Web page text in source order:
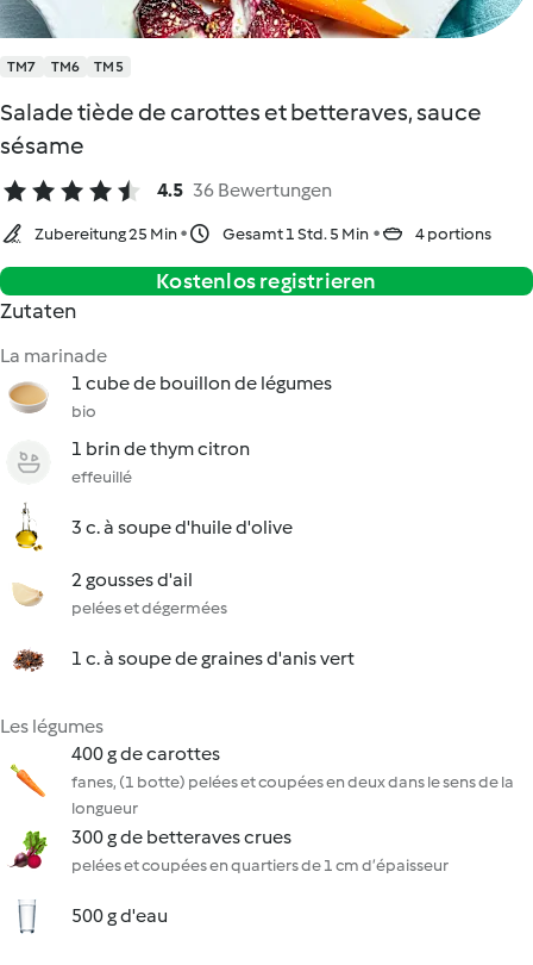
TM7 TM6 TM5
Salade tiède de carottes et betteraves, sauce
sésame
4.5 36 Bewertungen
Zubereitung 25 Min Gesamt 1 Std. 5 Min 4 portions
Kostenlos registrieren
Zutaten
La marinade
1 cube de bouillon de légumes
bio
1 brin de thym citron
effeuillé
3 c. à soupe d'huile d'olive
2 gousses d'ail
pelées et dégermées
1 c. à soupe de graines d'anis vert
Les légumes
400 g de carottes
fanes, (1 botte) pelées et coupées en deux dans le sens de la
longueur
300 g de betteraves crues
pelées et coupées en quartiers de 1 cm d’épaisseur
500 g d'eau